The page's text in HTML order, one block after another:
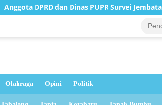
dan Dinas PUPR Survei Jembatan Rusak di Juai
Olahraga Opini Politik